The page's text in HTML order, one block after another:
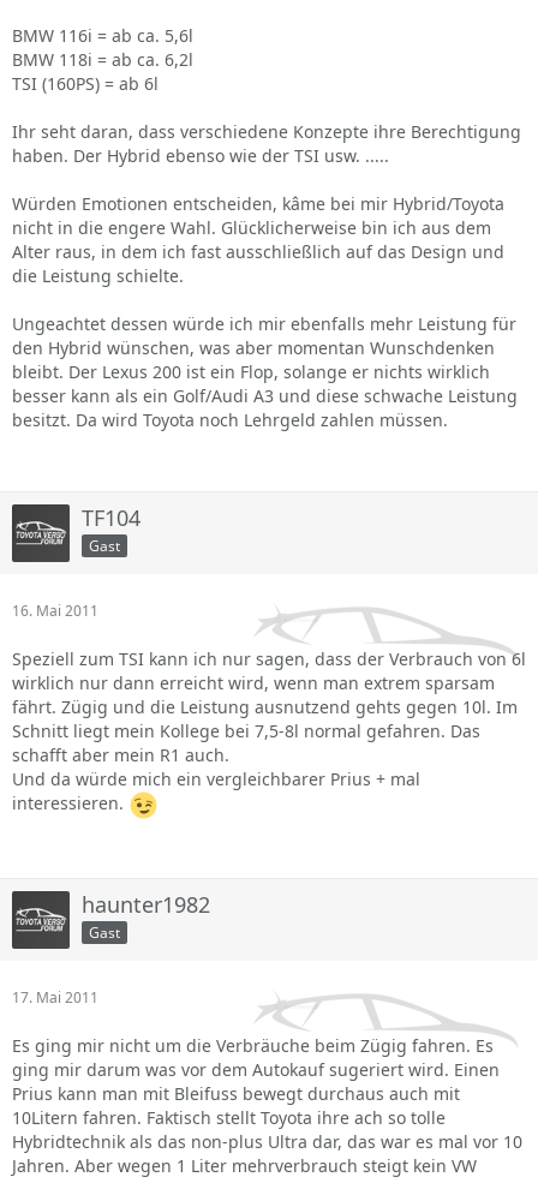
BMW 116i = ab ca. 5,6l
BMW 118i = ab ca. 6,2l
TSI (160PS) = ab 6l
Ihr seht daran, dass verschiedene Konzepte ihre Berechtigung
haben. Der Hybrid ebenso wie der TSI usw. .....
Würden Emotionen entscheiden, kâme bei mir Hybrid/Toyota
nicht in die engere Wahl. Glücklicherweise bin ich aus dem
Alter raus, in dem ich fast ausschließlich auf das Design und
die Leistung schielte.
Ungeachtet dessen würde ich mir ebenfalls mehr Leistung für
den Hybrid wünschen, was aber momentan Wunschdenken
bleibt. Der Lexus 200 ist ein Flop, solange er nichts wirklich
besser kann als ein Golf/Audi A3 und diese schwache Leistung
besitzt. Da wird Toyota noch Lehrgeld zahlen müssen.
TF104
Gast
16. Mai 2011
Speziell zum TSI kann ich nur sagen, dass der Verbrauch von 6l
wirklich nur dann erreicht wird, wenn man extrem sparsam
fährt. Zügig und die Leistung ausnutzend gehts gegen 10l. Im
Schnitt liegt mein Kollege bei 7,5-8l normal gefahren. Das
schafft aber mein R1 auch.
Und da würde mich ein vergleichbarer Prius + mal
interessieren.
haunter1982
Gast
17. Mai 2011
Es ging mir nicht um die Verbräuche beim Zügig fahren. Es
ging mir darum was vor dem Autokauf sugeriert wird. Einen
Prius kann man mit Bleifuss bewegt durchaus auch mit
10Litern fahren. Faktisch stellt Toyota ihre ach so tolle
Hybridtechnik als das non-plus Ultra dar, das war es mal vor 10
Jahren. Aber wegen 1 Liter mehrverbrauch steigt kein VW